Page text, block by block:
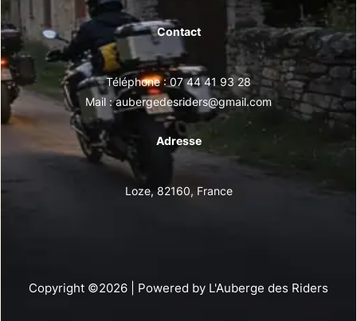
Contact
Téléphone : 07 44 41 93 28
Mail : aubergedesriders@gmail.com
Adresse
Loze, 82160, France
Copyright ©2026 | Powered by L'Auberge des Riders